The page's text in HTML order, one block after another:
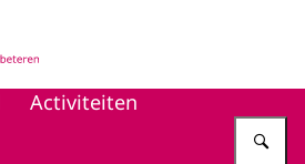
KIK-V
Activiteiten